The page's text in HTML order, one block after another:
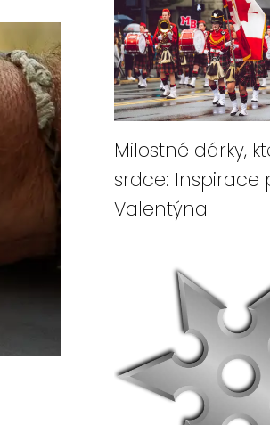
Milostné dárky,
srdce: Inspirace
Valentýna